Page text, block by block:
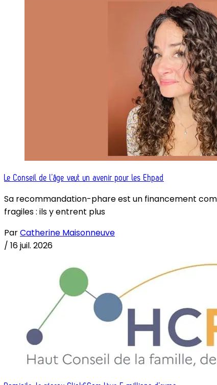
Le Conseil de l’âge veut un avenir pour les Ehpad
Sa recommandation-phare est un financement
fragiles : ils y entrent plus
ParCatherine Maisonneuve
/ 16 juil. 2026